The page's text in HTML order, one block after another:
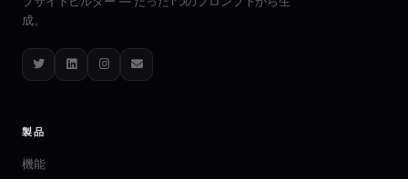
成。
TwitterLinkedInInstagram
Email
製品
機能